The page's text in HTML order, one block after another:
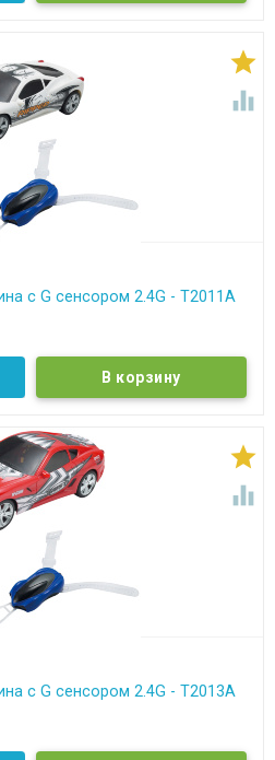


с G сенсором 2.4G - T2011A


с G сенсором 2.4G - T2013A